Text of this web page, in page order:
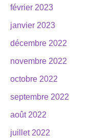
février 2023
janvier 2023
décembre 2022
novembre 2022
octobre 2022
septembre 2022
août 2022
juillet 2022